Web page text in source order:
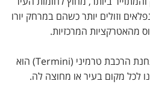
וזולים יותר כשהם במרחק יורו
מהאטרקציות המרכזיות.
גם אזור הרחובות שמסביב לתחנת הרכבת טרמיני (Termini) הוא
לכל מקום בעיר או מחוצה לה.